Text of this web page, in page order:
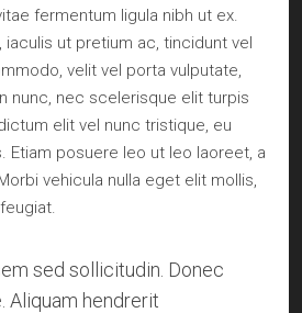
fermentum ligula nibh ut ex.
iaculis ut pretium ac, tincidunt vel
velit vel porta vulputate,
nunc, nec scelerisque elit turpis
elit vel nunc tristique, eu
Etiam posuere leo ut leo laoreet, a
vehicula nulla eget elit mollis,
sed sollicitudin. Donec
Aliquam hendrerit